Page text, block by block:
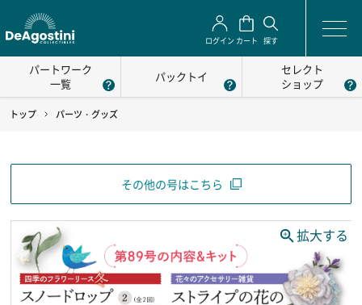
ログイン カート 探す
パートワーク
一覧
パックトイ
セレクト
ショップ
トップ パーツ・グッズ
その他の号はこちら